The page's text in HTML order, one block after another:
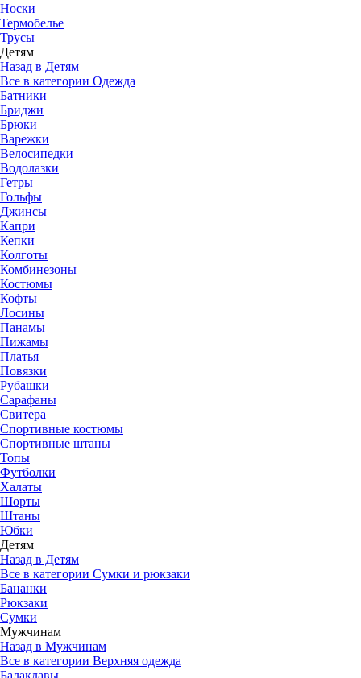
Носки
Термобелье
Трусы
Детям
Назад в Детям
Все в категории Одежда
Батники
Бриджи
Брюки
Варежки
Велосипедки
Водолазки
Гетры
Гольфы
Джинсы
Капри
Кепки
Колготы
Комбинезоны
Костюмы
Кофты
Лосины
Панамы
Пижамы
Платья
Повязки
Рубашки
Сарафаны
Свитера
Спортивные костюмы
Спортивные штаны
Топы
Футболки
Халаты
Шорты
Штаны
Юбки
Детям
Назад в Детям
Все в категории Сумки и рюкзаки
Бананки
Рюкзаки
Сумки
Мужчинам
Назад в Мужчинам
Все в категории Верхняя одежда
Балаклавы